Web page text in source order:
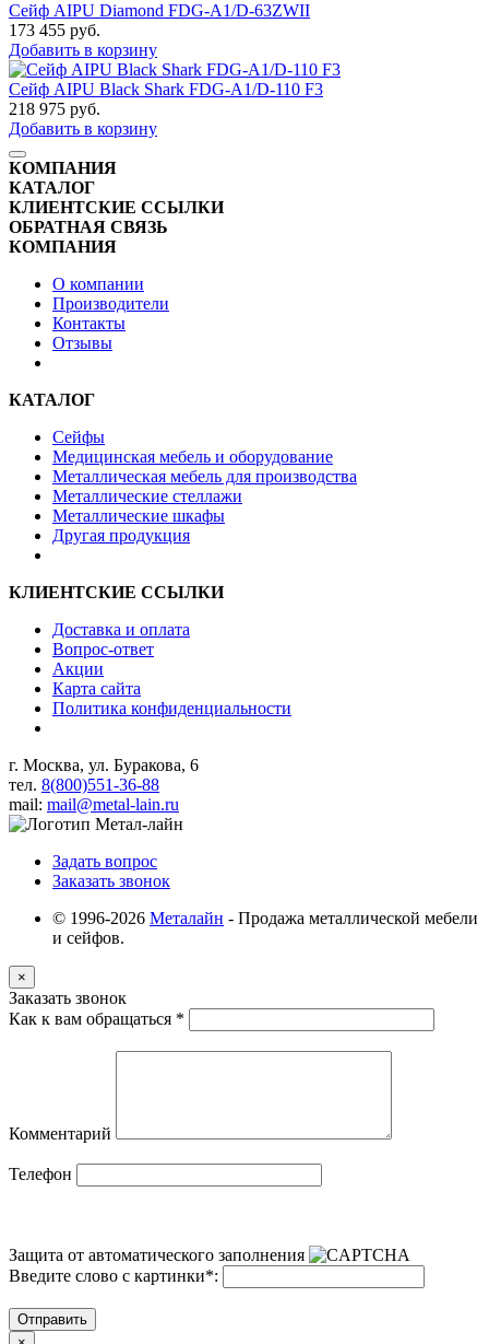
Сейф AIPU Diamond FDG-A1/D-63ZWII
173 455 руб.
Добавить в корзину
Сейф AIPU Black Shark FDG-A1/D-110 F3
218 975 руб.
Добавить в корзину
КОМПАНИЯ
КАТАЛОГ
КЛИЕНТСКИЕ ССЫЛКИ
ОБРАТНАЯ СВЯЗЬ
КОМПАНИЯ
О компании
Производители
Контакты
Отзывы
КАТАЛОГ
Сейфы
Медицинская мебель и оборудование
Металлическая мебель для производства
Металлические стеллажи
Металлические шкафы
Другая продукция
КЛИЕНТСКИЕ ССЫЛКИ
Доставка и оплата
Вопрос-ответ
Акции
Карта сайта
Политика конфиденциальности
г. Москва, ул. Буракова, 6
тел. 8(800)551-36-88
mail: mail@metal-lain.ru
Задать вопрос
Заказать звонок
© 1996-2026 Металайн - Продажа металлической мебели
и сейфов.
×
Заказать звонок
Как к вам обращаться *
Комментарий
Телефон
Защита от автоматического заполнения
Введите слово с картинки*:
Отправить